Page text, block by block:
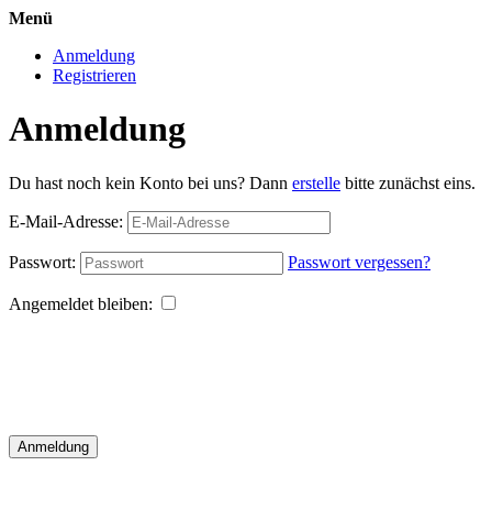
Menü
Anmeldung
Registrieren
Anmeldung
Du hast noch kein Konto bei uns? Dann erstelle bitte zunächst eins.
E-Mail-Adresse:
Passwort: Passwort vergessen?
Angemeldet bleiben:
Anmeldung